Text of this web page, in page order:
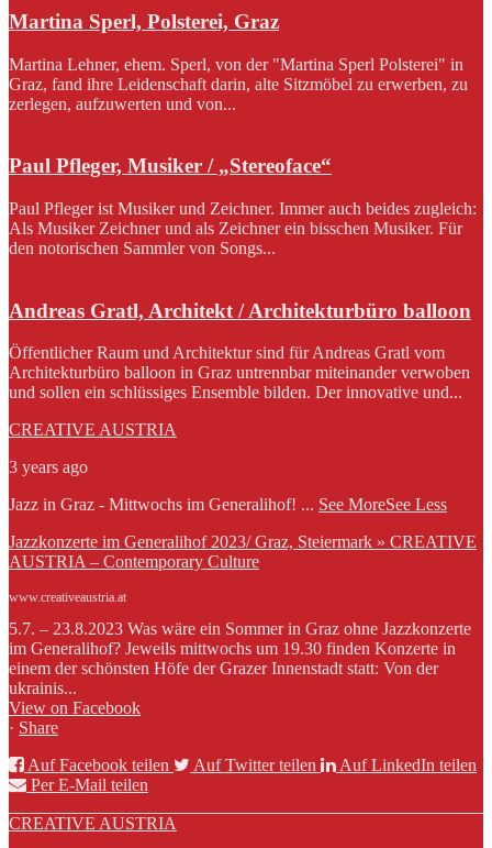
Martina Sperl, Polsterei, Graz
Martina Lehner, ehem. Sperl, von der "Martina Sperl Polsterei" in
Graz, fand ihre Leidenschaft darin, alte Sitzmöbel zu erwerben, zu
zerlegen, aufzuwerten und von...
Paul Pfleger, Musiker / „Stereoface“
Paul Pfleger ist Musiker und Zeichner. Immer auch beides zugleich:
Als Musiker Zeichner und als Zeichner ein bisschen Musiker. Für
den notorischen Sammler von Songs...
Andreas Gratl, Architekt / Architekturbüro balloon
Öffentlicher Raum und Architektur sind für Andreas Gratl vom
Architekturbüro balloon in Graz untrennbar miteinander verwoben
und sollen ein schlüssiges Ensemble bilden. Der innovative und...
CREATIVE AUSTRIA
3 years ago
Jazz in Graz - Mittwochs im Generalihof! ... See MoreSee Less
Jazzkonzerte im Generalihof 2023/ Graz, Steiermark » CREATIVE
AUSTRIA – Contemporary Culture
www.creativeaustria.at
5.7. – 23.8.2023 Was wäre ein Sommer in Graz ohne Jazzkonzerte
im Generalihof? Jeweils mittwochs um 19.30 finden Konzerte in
einem der schönsten Höfe der Grazer Innenstadt statt: Von der
ukrainis...
View on Facebook
· Share
Auf Facebook teilen
Auf Twitter teilen
Auf LinkedIn teilen
Per E-Mail teilen
CREATIVE AUSTRIA